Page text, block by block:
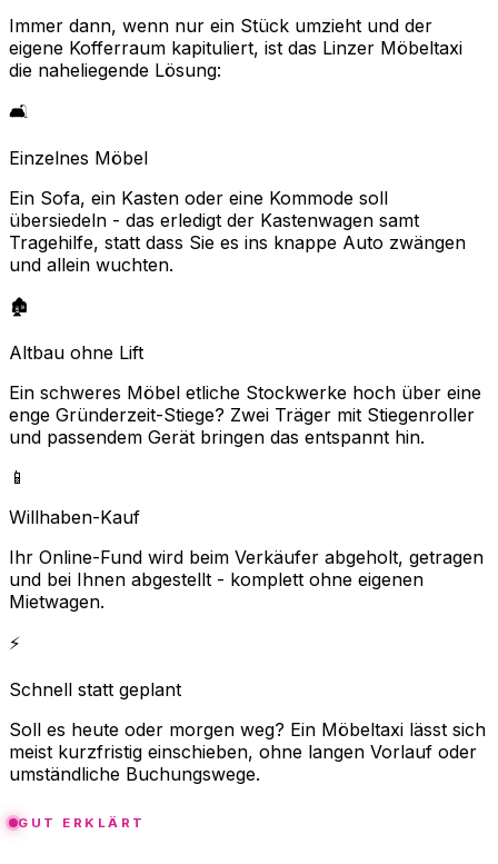
Immer dann, wenn nur ein Stück umzieht und der
eigene Kofferraum kapituliert, ist das Linzer Möbeltaxi
die naheliegende Lösung:
🛋️
Einzelnes Möbel
Ein Sofa, ein Kasten oder eine Kommode soll
übersiedeln - das erledigt der Kastenwagen samt
Tragehilfe, statt dass Sie es ins knappe Auto zwängen
und allein wuchten.
🏚️
Altbau ohne Lift
Ein schweres Möbel etliche Stockwerke hoch über eine
enge Gründerzeit-Stiege? Zwei Träger mit Stiegenroller
und passendem Gerät bringen das entspannt hin.
📱
Willhaben-Kauf
Ihr Online-Fund wird beim Verkäufer abgeholt, getragen
und bei Ihnen abgestellt - komplett ohne eigenen
Mietwagen.
⚡
Schnell statt geplant
Soll es heute oder morgen weg? Ein Möbeltaxi lässt sich
meist kurzfristig einschieben, ohne langen Vorlauf oder
umständliche Buchungswege.
GUT ERKLÄRT